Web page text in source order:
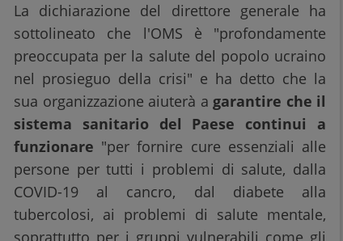
La dichiarazione del direttore generale ha
sottolineato che l'OMS è "profondamente
preoccupata per la salute del popolo ucraino
nel prosieguo della crisi" e ha detto che la
sua organizzazione aiuterà a garantire che il
sistema sanitario del Paese continui a
funzionare "per fornire cure essenziali alle
persone per tutti i problemi di salute, dalla
COVID-19 al cancro, dal diabete alla
tubercolosi, ai problemi di salute mentale,